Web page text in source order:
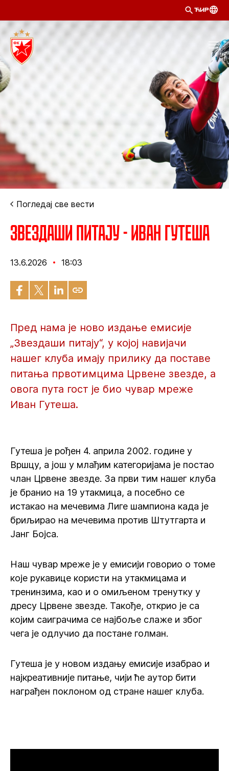
ЋИР
Погледај све вести
Звездаши питају - Иван Гутеша
13.6.2026 18:03
Пред нама је ново издање емисије
„Звездаши питају“, у којој навијачи
нашег клуба имају прилику да поставе
питања првотимцима Црвене звезде, а
овога пута гост је био чувар мреже
Иван Гутеша.
Гутеша је рођен 4. априла 2002. године у
Вршцу, а још у млађим категоријама је постао
члан Црвене звезде. За први тим нашег клуба
је бранио на 19 утакмица, а посебно се
истакао на мечевима Лиге шампиона када је
бриљирао на мечевима против Штутгарта и
Јанг Бојса.
Наш чувар мреже је у емисији говорио о томе
које рукавице користи на утакмицама и
тренинзима, као и о омиљеном тренутку у
дресу Црвене звезде. Такође, открио је са
којим саиграчима се најбоље слаже и због
чега је одлучио да постане голман.
Гутеша је у новом издању емисије изабрао и
најкреативније питање, чији ће аутор бити
награђен поклоном од стране нашег клуба.